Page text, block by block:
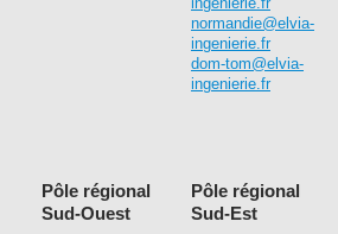
ingenierie.fr
normandie@elvia-
ingenierie.fr
dom-tom@elvia-
ingenierie.fr
Pôle régional
Sud-Ouest
Pôle régional
Sud-Est